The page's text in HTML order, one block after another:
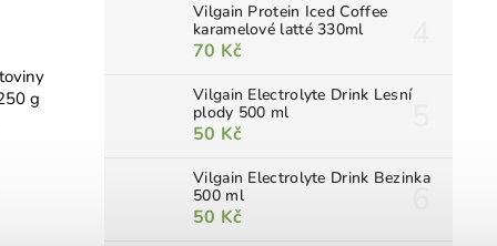
Vilgain Protein Iced Coffee
karamelové latté 330ml
70 Kč
Vilgain Electrolyte Drink Lesní
plody 500 ml
50 Kč
Vilgain Electrolyte Drink Bezinka
500 ml
50 Kč
g